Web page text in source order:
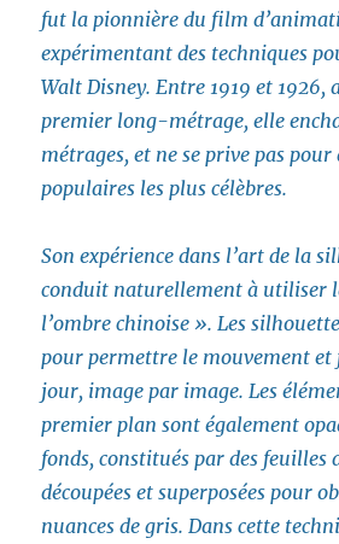
fut la pionnière du film
expérimentant des techniques
Walt Disney. Entre 1919 et 1926,
premier long-métrage, elle
métrages, et ne se prive pas
populaires les plus célèbres.
Son expérience dans l’art de la
conduit naturellement à utiliser
l’ombre chinoise ». Les
pour permettre le mouvement
jour, image par image. Les
premier plan sont également
fonds, constitués par des feuilles
découpées et superposées pour
nuances de gris. Dans cette